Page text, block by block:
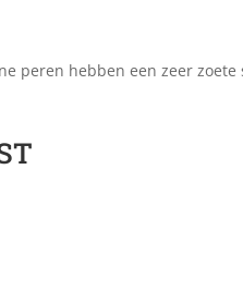
peren hebben een zeer zoete